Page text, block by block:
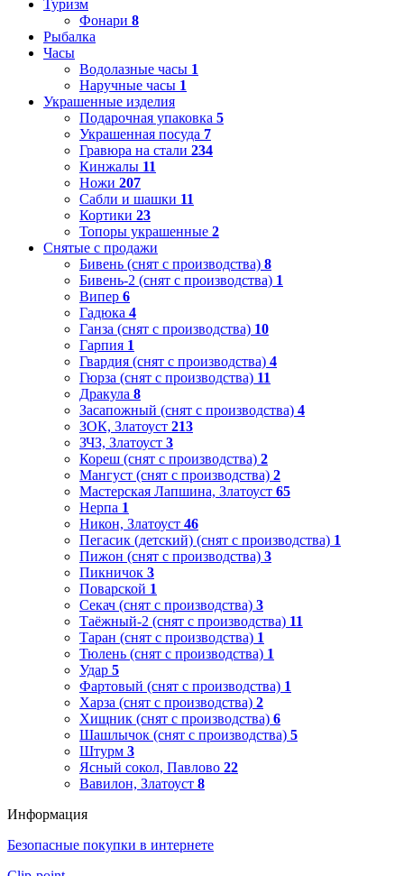
Туризм
Фонари 8
Рыбалка
Часы
Водолазные часы 1
Наручные часы 1
Украшенные изделия
Подарочная упаковка 5
Украшенная посуда 7
Гравюра на стали 234
Кинжалы 11
Ножи 207
Сабли и шашки 11
Кортики 23
Топоры украшенные 2
Снятые с продажи
Бивень (снят с производства) 8
Бивень-2 (снят с производства) 1
Випер 6
Гадюка 4
Ганза (снят с производства) 10
Гарпия 1
Гвардия (снят с производства) 4
Гюрза (снят с производства) 11
Дракула 8
Засапожный (снят с производства) 4
ЗОК, Златоуст 213
ЗЧЗ, Златоуст 3
Кореш (снят с производства) 2
Мангуст (снят с производства) 2
Мастерская Лапшина, Златоуст 65
Нерпа 1
Никон, Златоуст 46
Пегасик (детский) (снят с производства) 1
Пижон (снят с производства) 3
Пикничок 3
Поварской 1
Секач (снят с производства) 3
Таёжный-2 (снят с производства) 11
Таран (снят с производства) 1
Тюлень (снят с производства) 1
Удар 5
Фартовый (снят с производства) 1
Харза (снят с производства) 2
Хищник (снят с производства) 6
Шашлычок (снят с производства) 5
Штурм 3
Ясный сокол, Павлово 22
Вавилон, Златоуст 8
Информация
Безопасные покупки в интернете